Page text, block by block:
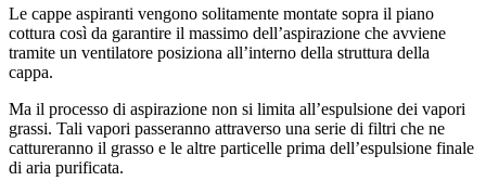
Le cappe aspiranti vengono solitamente montate sopra il piano
cottura così da garantire il massimo dell’aspirazione che avviene
tramite un ventilatore posiziona all’interno della struttura della
cappa.
Ma il processo di aspirazione non si limita all’espulsione dei vapori
grassi. Tali vapori passeranno attraverso una serie di filtri che ne
cattureranno il grasso e le altre particelle prima dell’espulsione finale
di aria purificata.